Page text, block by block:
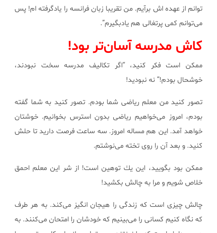
توانم از عهده اش برآیم. من تقریبا زبان فرانسه را یادگرفته ام! پس
می‌توانم كمی پرتغالی هم یادبگیرم”.
کاش مدرسه آسان‌تر بود!
ممكن است فكر كنید، “اگر تكالیف مدرسه سخت نبودند،
خوشحال بودم!” نه نبودید!
تصور كنید من معلم ریاضی شما بودم. تصور كنید به شما گفته
بودم، امروز می‌خواهیم ریاضی بدون استرس بخوانیم. خوشتان
خواهد آمد. این هم مساله امروز. سه ساعت فرصت دارید تا حلش
كنید. و بعد آن را روی تخته می‌نوشتم.
ممكن بود بگویید، این یك توهین است! از شر این معلم احمق
خلاص شویم و مرا به چالش بكشید!
چالش چیزی است كه زندگی را هیجان انگیز می‌كند. به هر طرف
كه نگاه كنیم كسانی را می‌بینیم كه خودشان را امتحان می‌كنند. به